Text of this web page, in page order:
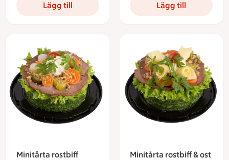
Lägg till
Lägg till
Minitårta rostbiff
Minitårta rostbiff & ost